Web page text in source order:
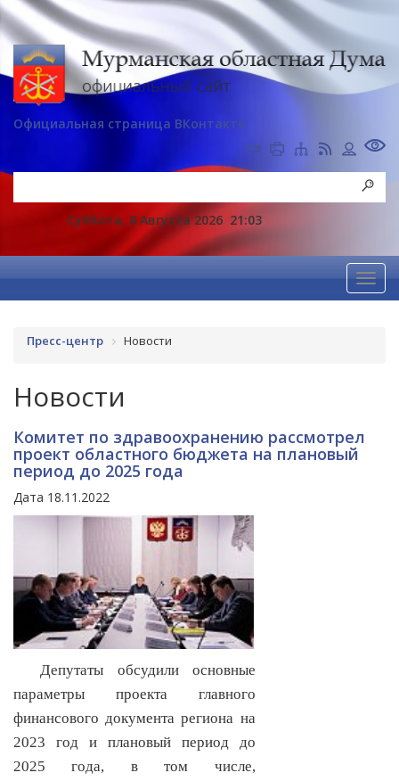
Официальная страница ВКонтакте
Суббота, 8 Августа 2026 21:03
Пресс-центр Новости
Новости
Комитет по здравоохранению рассмотрел
проект областного бюджета на плановый
период до 2025 года
Дата 18.11.2022
Депутаты обсудили основные
параметры проекта главного
финансового документа региона на
2023 год и плановый период до
2025 года, в том числе,